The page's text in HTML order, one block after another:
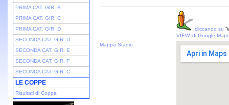
PRIMA CAT. GIR. B
PRIMA CAT. GIR. C
PRIMA CAT. GIR. D
SECONDA CAT. GIR. D
SECONDA CAT. GIR. E
SECONDA CAT. GIR. F
SECONDA CAT. GIR. C
LE COPPE
Risultati di Coppa
cliccando su '
VIEW' di Google Maps
Mappa Stadio